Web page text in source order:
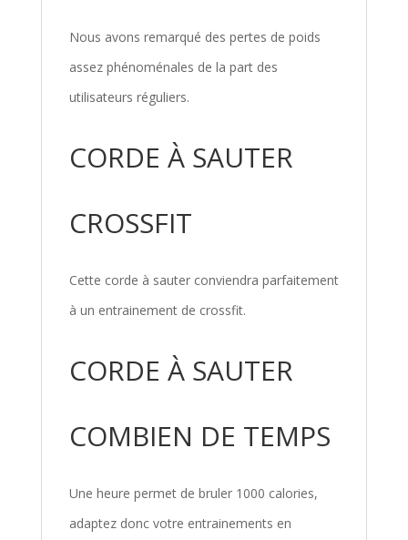
Nous avons remarqué des pertes de poids
assez phénoménales de la part des
utilisateurs réguliers.
CORDE À SAUTER
CROSSFIT
Cette corde à sauter conviendra parfaitement
à un entrainement de crossfit.
CORDE À SAUTER
COMBIEN DE TEMPS
Une heure permet de bruler 1000 calories,
adaptez donc votre entrainements en